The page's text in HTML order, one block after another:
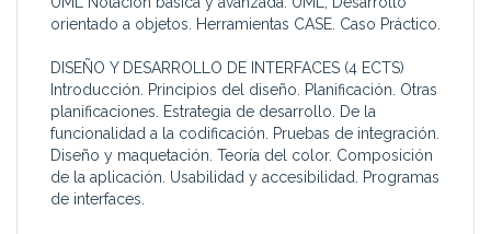
orientado a objetos. Herramientas CASE. Caso Práctico.
DISEÑO Y DESARROLLO DE INTERFACES (4 ECTS)
Introducción. Principios del diseño. Planificación. Otras
planificaciones. Estrategia de desarrollo. De la
funcionalidad a la codificación. Pruebas de integración.
Diseño y maquetación. Teoría del color. Composición
de la aplicación. Usabilidad y accesibilidad. Programas
de interfaces.